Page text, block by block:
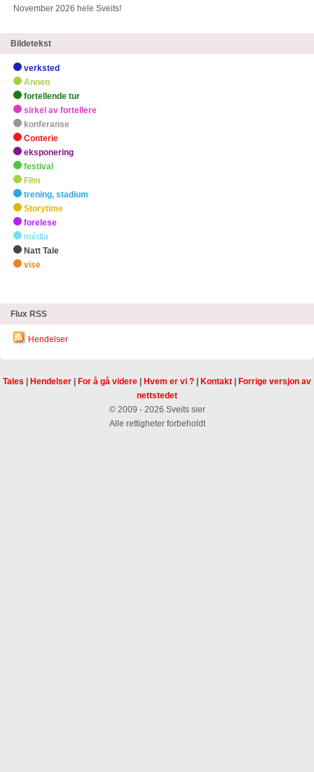
November 2026 hele Sveits!
Bildetekst
verksted
Annen
fortellende tur
sirkel av fortellere
konferanse
Conterie
eksponering
festival
Film
trening, stadium
Storytime
forelese
média
Natt Tale
vise
Flux RSS
Hendelser
Tales Hendelser For å gå videre Hvem er vi ? Kontakt
Forrige versjon av
nettstedet
© 2009 - 2026 Sveits sier
Alle rettigheter forbeholdt